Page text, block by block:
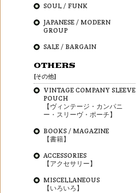
SOUL / FUNK
JAPANESE / MODERN
GROUP
SALE / BARGAIN
OTHERS
[その他]
VINTAGE COMPANY SLEEVE
POUCH
【ヴィンテージ・カンパニ
ー・スリーヴ・ポーチ】
BOOKS / MAGAZINE
【書籍】
ACCESSORIES
【アクセサリー】
MISCELLANEOUS
【いろいろ】